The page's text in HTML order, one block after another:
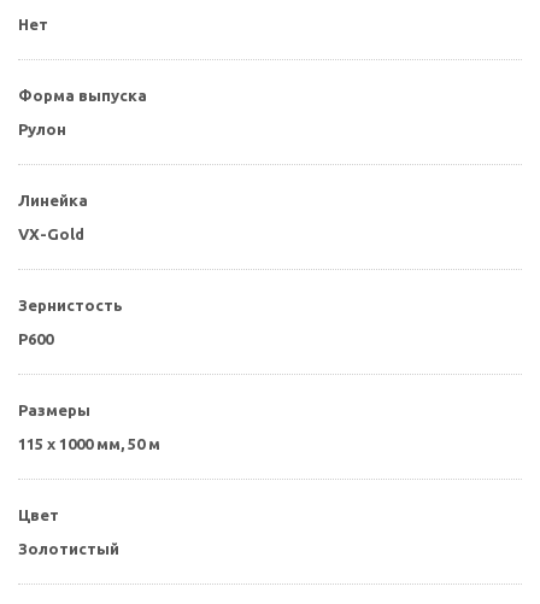
Нет
Форма выпуска
Рулон
Линейка
VX-Gold
Зернистость
P600
Размеры
115 x 1000 мм, 50 м
Цвет
Золотистый